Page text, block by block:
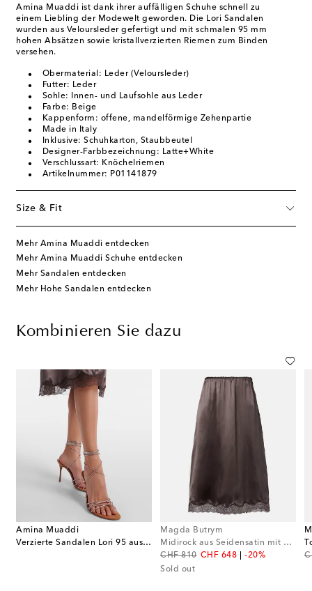
Amina Muaddi ist dank ihrer auffälligen Schuhe schnell zu
einem Liebling der Modewelt geworden. Die Lori Sandalen
wurden aus Veloursleder gefertigt und mit schmalen 95 mm
hohen Absätzen sowie kristallverzierten Riemen zum Binden
versehen.
Obermaterial: Leder (Veloursleder)
Futter: Leder
Sohle: Innen- und Laufsohle aus Leder
Farbe: Beige
Kappenform: offene, mandelförmige Zehenpartie
Made in Italy
Inklusive: Schuhkarton, Staubbeutel
Designer-Farbbezeichnung: Latte+White
Verschlussart: Knöchelriemen
Artikelnummer: P01141879
Size & Fit
Mehr Amina Muaddi entdecken
Mehr Amina Muaddi Schuhe entdecken
Mehr Sandalen entdecken
Mehr Hohe Sandalen entdecken
Kombinieren Sie dazu
Amina Muaddi
Verzierte Sandalen Lori 95 aus Veloursleder
Magda Butrym
Midirock aus Seidensatin mit Spitze
CHF 810
original priceCHF 648
discount price
-20%
Sold out